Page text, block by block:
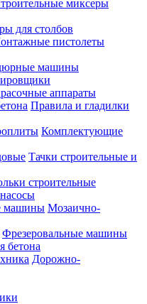
миксеры
для столбов
пистолеты
машины
аппараты
Правила и гладилки
Комплектующие
Тачки строительные и
строительные
Мозаично-
Фрезеровальные машины
бетона
Дорожно-